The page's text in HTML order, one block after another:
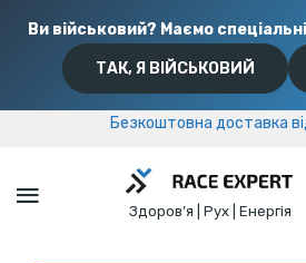
Ви військовий? Маємо
ТАК, Я ВІЙСЬКОВИЙ
Безкоштовна доставка
Безкоштовна доставка
Здоров’я | Рух | Енергія